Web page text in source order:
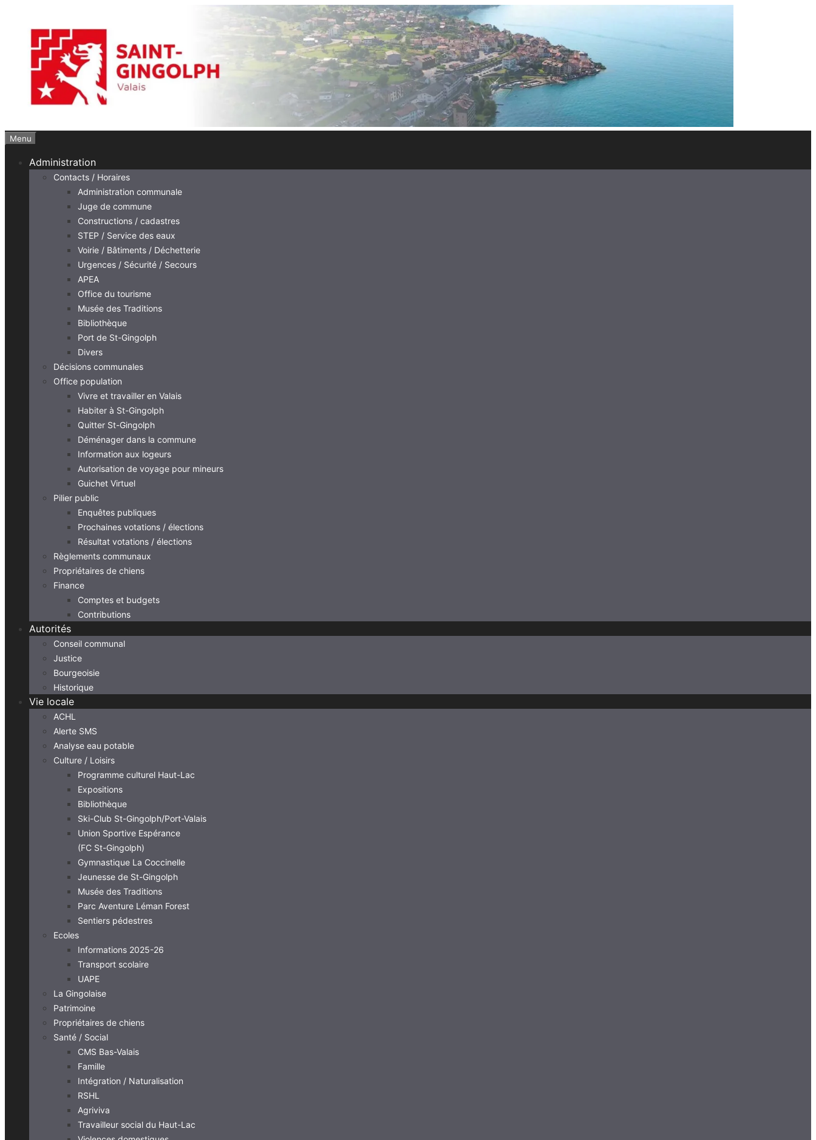
contenu
Menu
Administration
Contacts / Horaires
Administration communale
Juge de commune
Constructions / cadastres
STEP / Service des eaux
Voirie / Bâtiments / Déchetterie
Urgences / Sécurité / Secours
APEA
Office du tourisme
Musée des Traditions
Bibliothèque
Port de St-Gingolph
Divers
Décisions communales
Office population
Vivre et travailler en Valais
Habiter à St-Gingolph
Quitter St-Gingolph
Déménager dans la commune
Information aux logeurs
Autorisation de voyage pour mineurs
Guichet Virtuel
Pilier public
Enquêtes publiques
Prochaines votations / élections
Résultat votations / élections
Règlements communaux
Propriétaires de chiens
Finance
Comptes et budgets
Contributions
Autorités
Conseil communal
Justice
Bourgeoisie
Historique
Vie locale
ACHL
Alerte SMS
Analyse eau potable
Culture / Loisirs
Programme culturel Haut-Lac
Expositions
Bibliothèque
Ski-Club St-Gingolph/Port-Valais
Union Sportive Espérance
(FC St-Gingolph)
Gymnastique La Coccinelle
Jeunesse de St-Gingolph
Musée des Traditions
Parc Aventure Léman Forest
Sentiers pédestres
Ecoles
Informations 2025-26
Transport scolaire
UAPE
La Gingolaise
Patrimoine
Propriétaires de chiens
Santé / Social
CMS Bas-Valais
Famille
Intégration / Naturalisation
RSHL
Agriviva
Travailleur social du Haut-Lac